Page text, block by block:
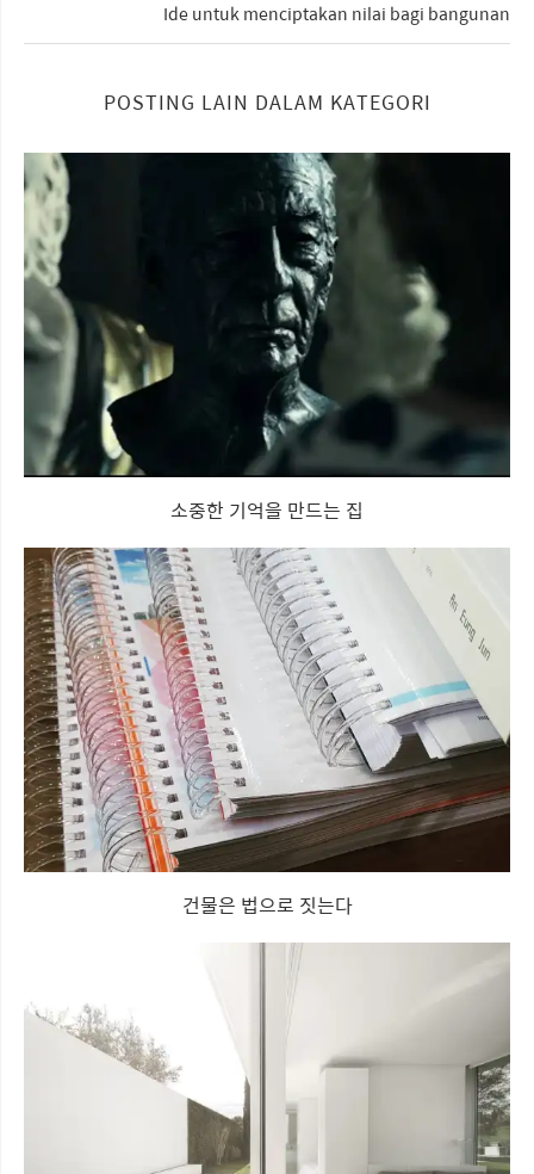
Ide untuk menciptakan nilai bagi bangunan
POSTING LAIN DALAM KATEGORI
소중한 기억을 만드는 집
건물은 법으로 짓는다